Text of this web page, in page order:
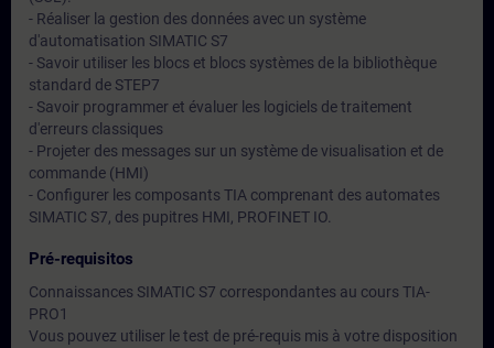
- Réaliser la gestion des données avec un système
d'automatisation SIMATIC S7
- Savoir utiliser les blocs et blocs systèmes de la bibliothèque
standard de STEP7
- Savoir programmer et évaluer les logiciels de traitement
d'erreurs classiques
- Projeter des messages sur un système de visualisation et de
commande (HMI)
- Configurer les composants TIA comprenant des automates
SIMATIC S7, des pupitres HMI, PROFINET IO.
Pré-requisitos
Connaissances SIMATIC S7 correspondantes au cours TIA-
PRO1
Vous pouvez utiliser le test de pré-requis mis à votre disposition